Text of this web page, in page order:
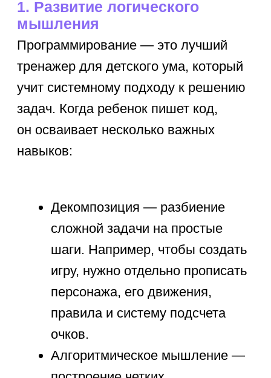
и самовыражение
Вопреки стереотипам,
процесс. Современные детские языки
позволяют:
Создавать мультфильмы
с собственными персонажами
(Scratch)
Разрабатывать интерактивные
Писать музыку с помощью кода
(Sonic Pi)
Пример творческого проекта:
Ребенок может запрограммировать:
Кота-пианиста, который играет
ноты при нажатии клавиш
с уникальными рыбками
Игру-квест по мотивам любимой
книги